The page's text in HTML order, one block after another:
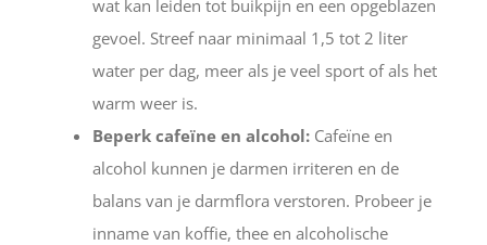
wat kan leiden tot buikpijn en een opgeblazen
gevoel. Streef naar minimaal 1,5 tot 2 liter
water per dag, meer als je veel sport of als het
warm weer is.
Beperk cafeïne en alcohol:Cafeïne en
alcohol kunnen je darmen irriteren en de
balans van je darmflora verstoren. Probeer je
inname van koffie, thee en alcoholische